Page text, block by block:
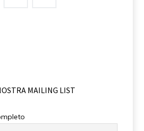
MAILING LIST